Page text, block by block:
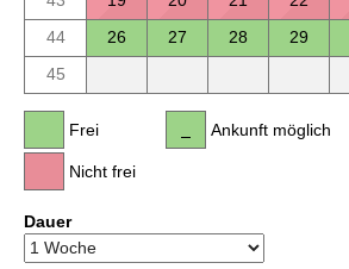
44
26 27 28 29
45
Frei
Nicht frei
Ankunft möglich
Dauer